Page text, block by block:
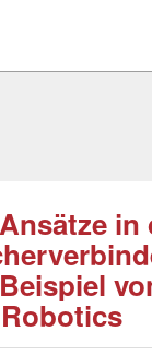
in